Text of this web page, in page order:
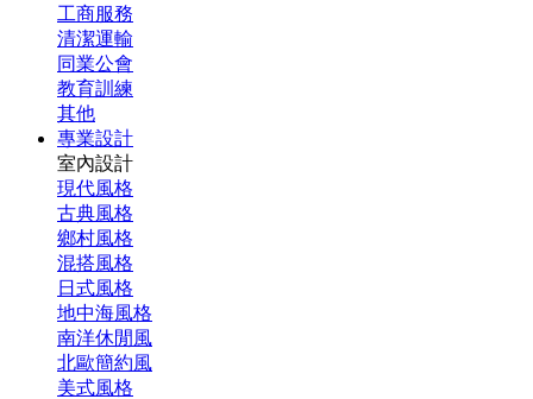
工商服務
清潔運輸
同業公會
教育訓練
其他
專業設計
室內設計
現代風格
古典風格
鄉村風格
混搭風格
日式風格
地中海風格
南洋休閒風
北歐簡約風
美式風格